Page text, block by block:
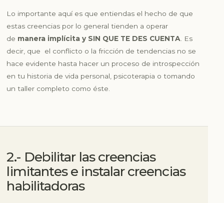
Lo importante aquí es que entiendas el hecho de que
estas creencias por lo general tienden a operar
de manera implícita y SIN QUE TE DES CUENTA. Es
decir, que el conflicto o la fricción de tendencias no se
hace evidente hasta hacer un proceso de introspección
en tu historia de vida personal, psicoterapia o tomando
un taller completo como éste.
2.- Debilitar las creencias
limitantes e instalar creencias
habilitadoras